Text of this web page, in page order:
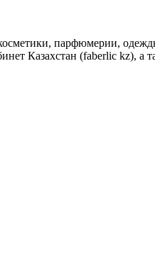
парфюмерии,
Казахстан (faberlic kz), а